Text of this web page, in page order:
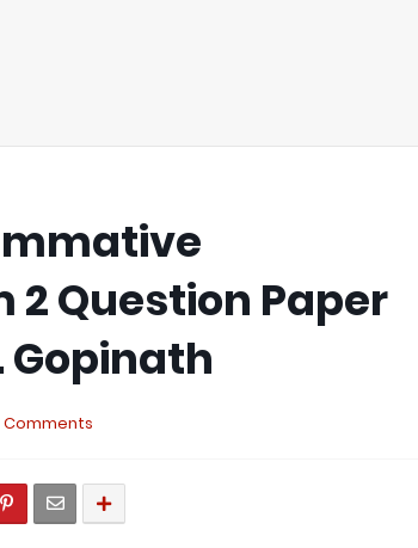
Question Paper
Gopinath
Comments